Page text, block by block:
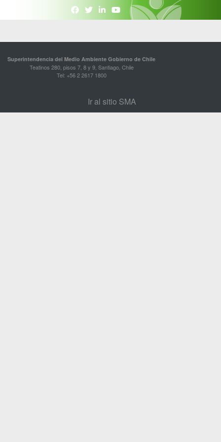
Superintendencia del Medio Ambiente Gobierno de Chile
Teatinos 280, pisos 7, 8 y 9, Santiago, Chile
Tel: +56 2 2617 1800
Ir al sitio SMA